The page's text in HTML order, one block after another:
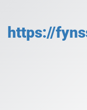
https://